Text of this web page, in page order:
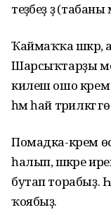
теҙәбеҙ ҙә
Ҡаймаҡҡа
Шарсыҡтарҙы
килеш ошо
һәм һай тәрилкәгә
Помадка-крем
һалып, шәкәре
бутап торабыҙ.
ҡоябыҙ.